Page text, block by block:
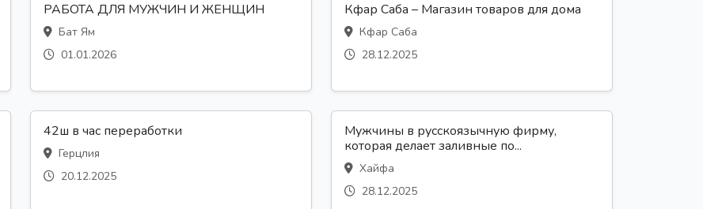
РАБОТА ДЛЯ МУЖЧИН И ЖЕНЩИН
Бат Ям
01.01.2026
Кфар Саба – Магазин товаров для дома
Кфар Саба
28.12.2025
42ш в час переработки
Герцлия
20.12.2025
Мужчины в русскоязычную фирму,
которая делает заливные по...
Хайфа
28.12.2025